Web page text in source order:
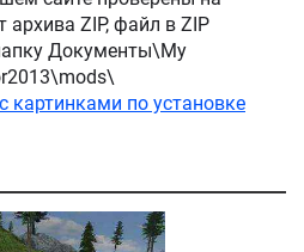
ZIP, файл в ZIP
Документы\My
картинками по установке